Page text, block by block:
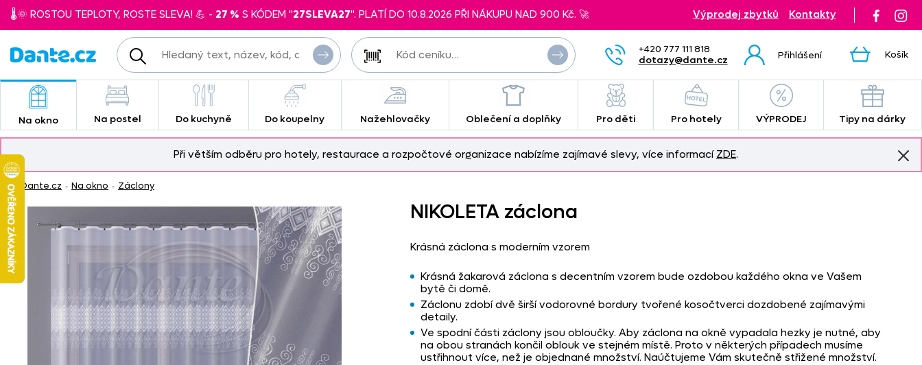
+420 777 111 818
dotazy@dante.cz
Přihlášení Košík
🌡️🌞 ROSTOU TEPLOTY, ROSTE SLEVA! 💪 - 27 % S KÓDEM "27SLEVA27". PLATÍ DO 10.8.2026 PŘI NÁKUPU NAD 900 Kč. 🚀 Výprodej zbytků Kontakty
Na okno Na postel Do kuchyně Do koupelny Nažehlovačky Oblečení a doplňky Pro děti Pro hotely VÝPRODEJ Tipy na dárky
Při větším odběru pro hotely, restaurace a rozpočtové organizace nabízíme zajímavé slevy, více informací ZDE.
Dante.cz - Na okno - Záclony
NIKOLETA záclona
Krásná záclona s moderním vzorem
Krásná žakarová záclona s decentním vzorem bude ozdobou každého okna ve Vašem
bytě či domě.
Záclonu zdobí dvě širší vodorovné bordury tvořené kosočtverci dozdobené zajímavými
detaily.
Ve spodní části záclony jsou obloučky. Aby záclona na okně vypadala hezky je nutné, aby
na obou stranách končil oblouk ve stejném místě. Proto v některých případech musíme
ustřihnout více, než je objednané množství. Naúčtujeme Vám skutečně střižené množství.